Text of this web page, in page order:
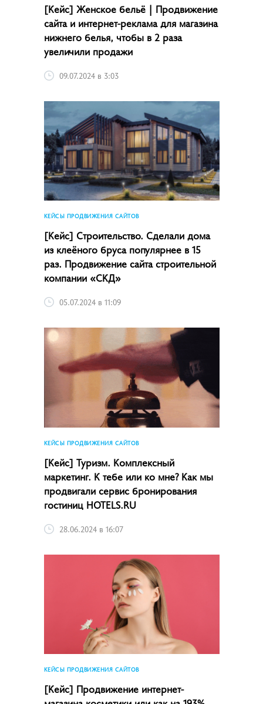
[Кейс] Женское бельё | Продвижение
сайта и интернет-реклама для магазина
нижнего белья, чтобы в 2 раза
увеличили продажи
09.07.2024 в 3:03
КЕЙСЫ ПРОДВИЖЕНИЯ САЙТОВ
[Кейс] Строительство. Сделали дома
из клеёного бруса популярнее в 15
раз. Продвижение сайта строительной
компании «СКД»
05.07.2024 в 11:09
КЕЙСЫ ПРОДВИЖЕНИЯ САЙТОВ
[Кейс] Туризм. Комплексный
маркетинг. К тебе или ко мне? Как мы
продвигали сервис бронирования
гостиниц HOTELS.RU
28.06.2024 в 16:07
КЕЙСЫ ПРОДВИЖЕНИЯ САЙТОВ
[Кейс] Продвижение интернет-